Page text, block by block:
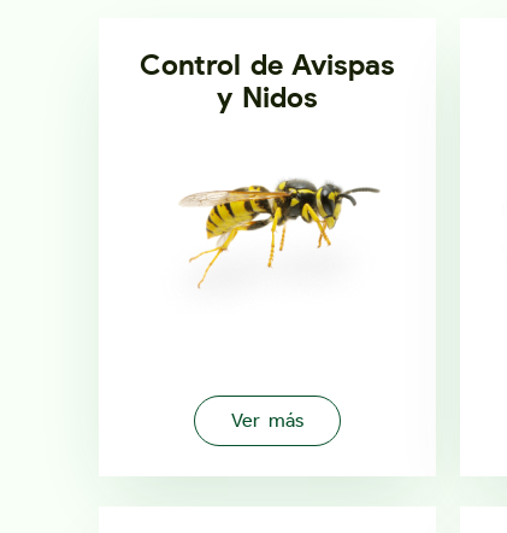
Control de Avispas
y Nidos
Ver más